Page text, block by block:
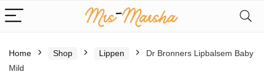
Home Shop Lippen
Dr Bronners Lipbalsem Baby
Mild